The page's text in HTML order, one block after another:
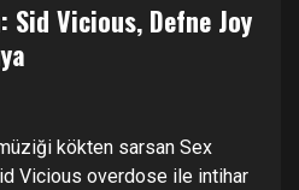
Vicious, Defne Joy
kökten sarsan Sex
Vicious overdose ile intihar